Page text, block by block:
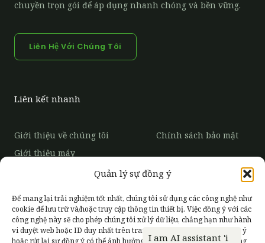
Quản lý sự đồng ý
Để mang lại trải nghiệm tốt nhất, chúng tôi sử dụng các công nghệ như
cookie để lưu trữ và/hoặc truy cập thông tin thiết bị. Việc đồng ý với các
công nghệ này sẽ cho phép chúng tôi xử lý dữ liệu, chẳng hạn như hành
vi duyệt web hoặc ID duy nhất trên trang web này. Việc không đồng ý
hoặc rút lại sự đồng ý có thể ảnh hưởng tiêu cực đến một số tính năng
chuyền trọn gói để áp dụng nhanh chóng và bền vững.
Liên Hệ Với Chúng Tôi
Liên kết nhanh
Giới thiệu về chúng tôi
Giới thiệu máy
Câu hỏi thường gặp
Chính sách bảo mật
Trở Thành Nhà
Quyền